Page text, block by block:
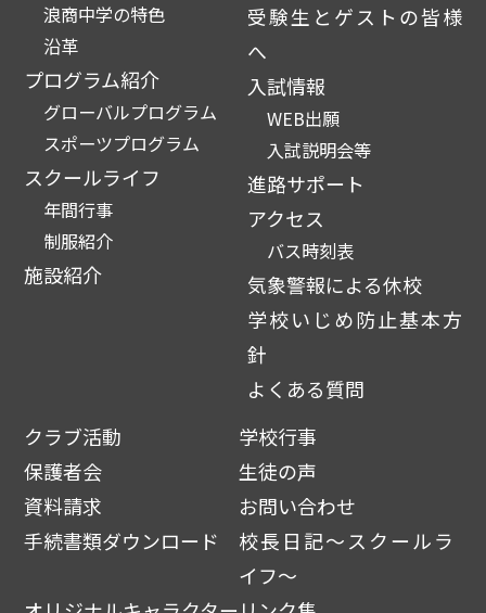
浪商中学の特色
沿革
プログラム紹介
グローバルプログラム
スポーツプログラム
スクールライフ
年間行事
制服紹介
施設紹介
受験生とゲストの皆様
へ
入試情報
WEB出願
入試説明会等
進路サポート
アクセス
バス時刻表
気象警報による休校
学校いじめ防止基本方
針
よくある質問
クラブ活動
学校行事
保護者会
生徒の声
資料請求
お問い合わせ
手続書類ダウンロード
校長日記～スクールラ
イフ～